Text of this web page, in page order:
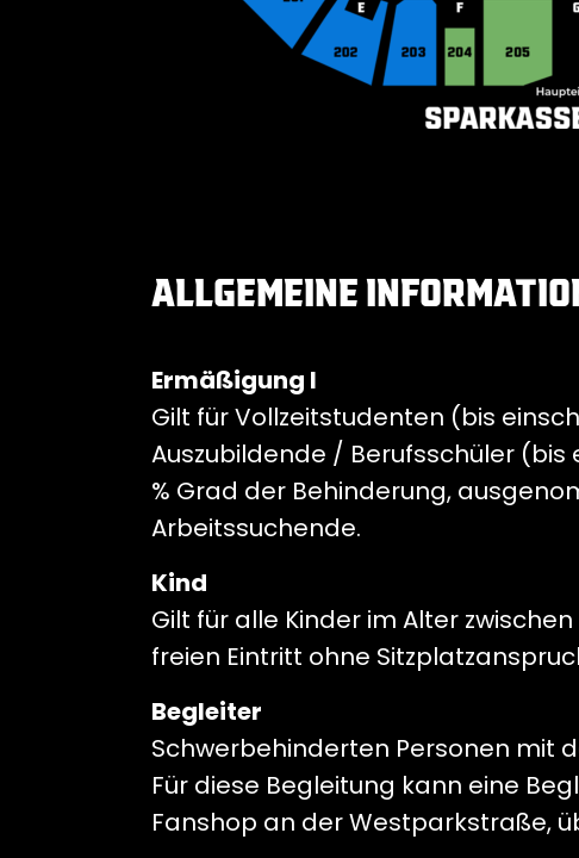
ALLGEMEINE
Ermäßigung I
Gilt für Vollzeitstudenten (bis
Auszubildende / Berufsschüler
% Grad der Behinderung,
Arbeitssuchende.
Kind
Gilt für alle Kinder im Alter
freien Eintritt ohne
Begleiter
Schwerbehinderten Personen mit
Für diese Begleitung kann eine
Fanshop an der Westparkstraße,